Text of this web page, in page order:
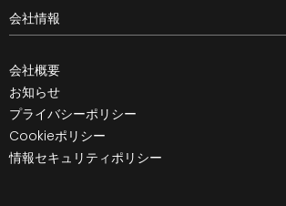
会社情報
会社概要
お知らせ
プライバシーポリシー
Cookieポリシー
情報セキュリティポリシー